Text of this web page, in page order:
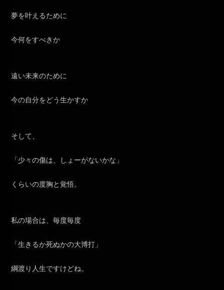
夢を叶えるために
今何をすべきか
遠い未来のために
今の自分をどう生かすか
そして、
「少々の傷は、しょーがないかな」
くらいの度胸と覚悟。
私の場合は、毎度毎度
「生きるか死ぬかの大博打」
綱渡り人生ですけどね。